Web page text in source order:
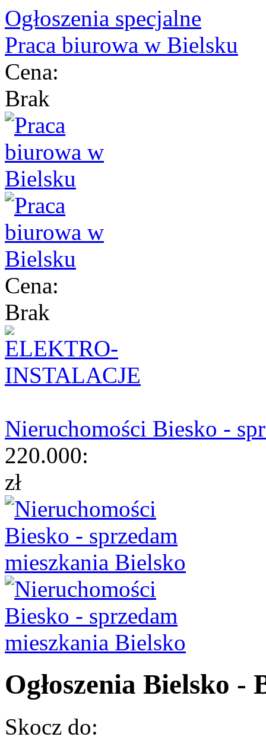
Ogłoszenia specjalne
Praca biurowa w Bielsku
Cena:
Brak
Cena:
Brak
Nieruchomości Biesko -
220.000:
zł
Ogłoszenia Bielsko -
Skocz do: